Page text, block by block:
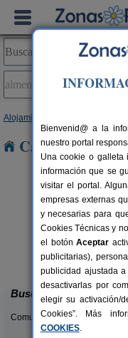
Alojamientos
Casas Rurales
Casas
Las Navas de
Buscar
Comunidades:
Bienvenid@ a la
nuestro portal
Una cookie o galleta
información que se
visitar el portal.
empresas externas
y necesarias para
Cookies Técnicas y
el botónAceptar
publicitarias),
publicidad ajustada
desactivarlas por
elegir su activación/
Cookies”. Más
COOKIES.